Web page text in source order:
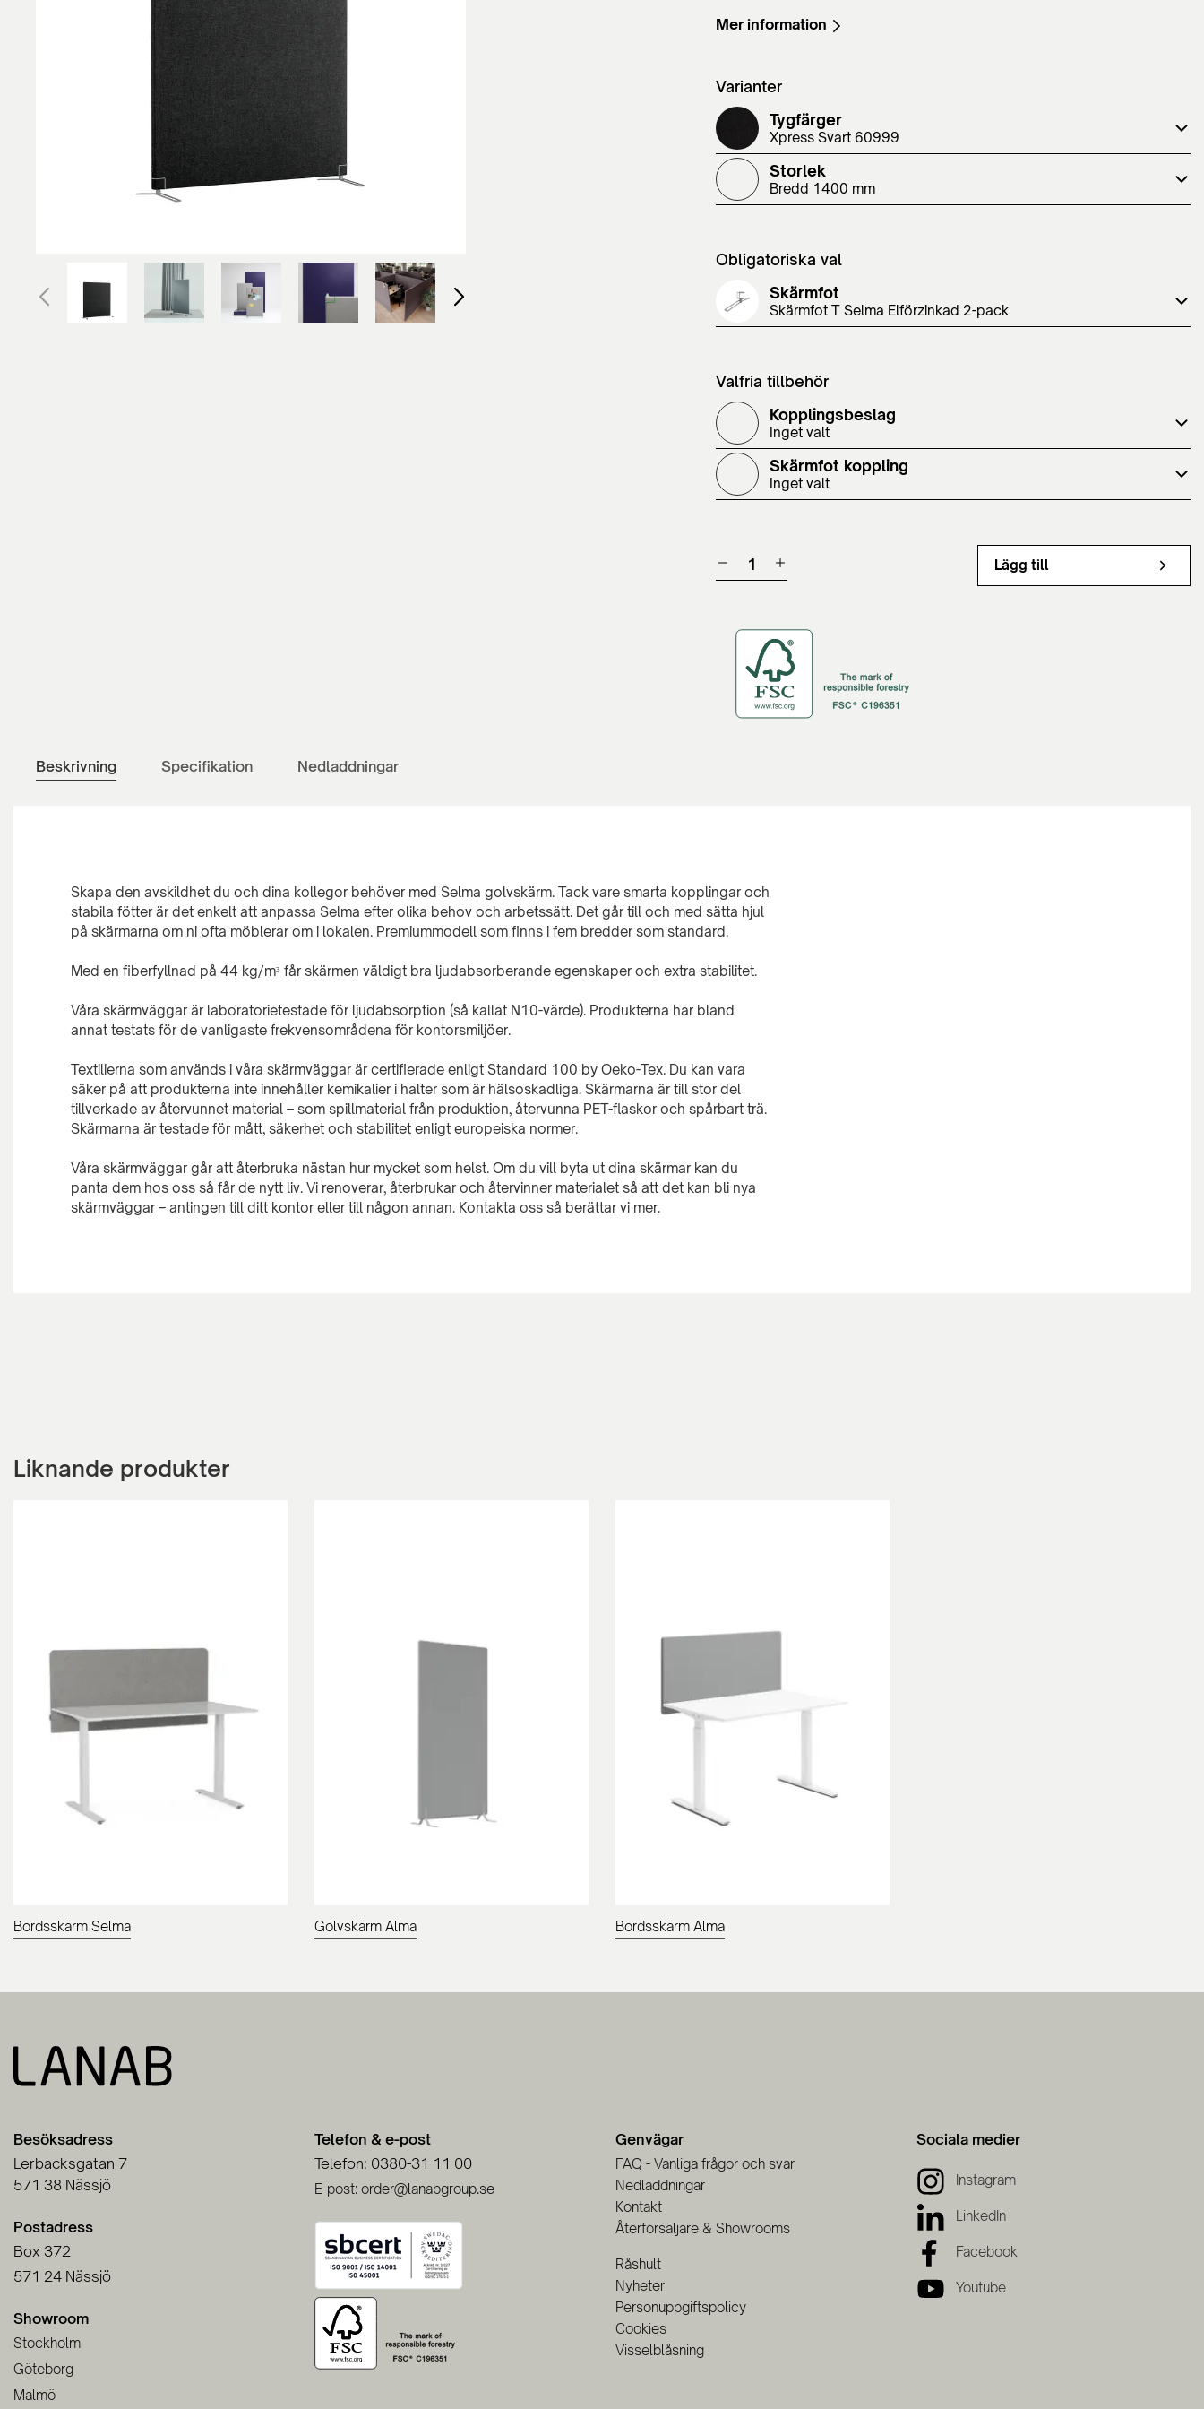
Mer information
Varianter
Tygfärger
Xpress Svart 60999
Storlek
Bredd 1400 mm
Obligatoriska val
Skärmfot
Skärmfot T Selma Elförzinkad 2-pack
Valfria tillbehör
Kopplingsbeslag
Inget valt
Skärmfot koppling
Inget valt
Lägg till
Beskrivning Specifikation Nedladdningar
Skapa den avskildhet du och dina kollegor behöver med Selma golvskärm. Tack vare smarta kopplingar och
stabila fötter är det enkelt att anpassa Selma efter olika behov och arbetssätt. Det går till och med sätta hjul
på skärmarna om ni ofta möblerar om i lokalen. Premiummodell som finns i fem bredder som standard.
Med en fiberfyllnad på 44 kg/m³ får skärmen väldigt bra ljudabsorberande egenskaper och extra stabilitet.
Våra skärmväggar är laboratorietestade för ljudabsorption (så kallat N10-värde). Produkterna har bland
annat testats för de vanligaste frekvensområdena för kontorsmiljöer.
Textilierna som används i våra skärmväggar är certifierade enligt Standard 100 by Oeko-Tex. Du kan vara
säker på att produkterna inte innehåller kemikalier i halter som är hälsoskadliga. Skärmarna är till stor del
tillverkade av återvunnet material – som spillmaterial från produktion, återvunna PET-flaskor och spårbart trä.
Skärmarna är testade för mått, säkerhet och stabilitet enligt europeiska normer.
Våra skärmväggar går att återbruka nästan hur mycket som helst. Om du vill byta ut dina skärmar kan du
panta dem hos oss så får de nytt liv. Vi renoverar, återbrukar och återvinner materialet så att det kan bli nya
Liknande produkter
Bordsskärm Selma Golvskärm Alma Bordsskärm Alma
Besöksadress
Lerbacksgatan 7
571 38 Nässjö
Postadress
Box 372
571 24 Nässjö
Showroom
Stockholm
Göteborg
Malmö
Telefon & e-post
Telefon: 0380-31 11 00
E-post: order@lanabgroup.se
Genvägar
FAQ - Vanliga frågor och svar
Nedladdningar
Kontakt
Återförsäljare & Showrooms
Råshult
Nyheter
Personuppgiftspolicy
Cookies
Visselblåsning
Sociala medier
Instagram
LinkedIn
Facebook
Youtube